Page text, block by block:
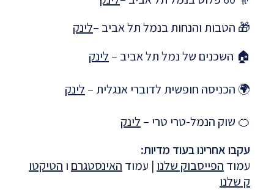
🎁 הטבות והנחות בנמל תל אביב –לינק
🏠 השכנים של נמל תל אביב – לינק
🌍 הכניסה חופשית לדוברי אנגלית – לינק
🍊 שוק הנמל-טרי טרי – לינק
עקבו אחרינו בעוד מדיות:
עמוד הפייסבוק שלנו | עמוד האינסטגרם ו הטיקטו
ק שלנו